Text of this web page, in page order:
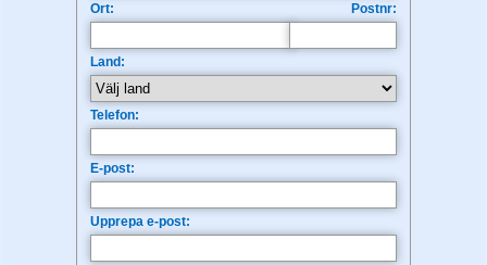
Ort: Postnr:
Land:
Telefon:
E-post:
Upprepa e-post: